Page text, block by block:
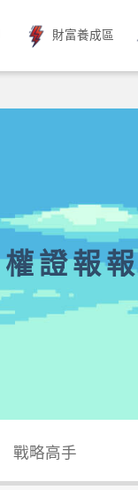
財富養成區
權證報報
戰略高手